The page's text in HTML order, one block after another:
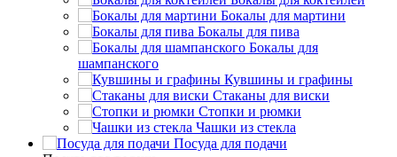
Бокалы для мартини
Бокалы для пива
Бокалы для
шампанского
Кувшины и графины
Стаканы для виски
Стопки и рюмки
Чашки из стекла
Посуда для подачи